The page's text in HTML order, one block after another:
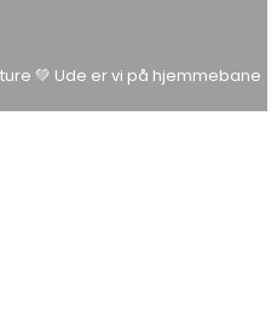
💚 Ude er vi på hjemmebane